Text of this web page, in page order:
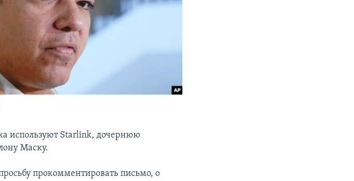
используют Starlink, дочернюю
Маску.
прокомментировать письмо, о